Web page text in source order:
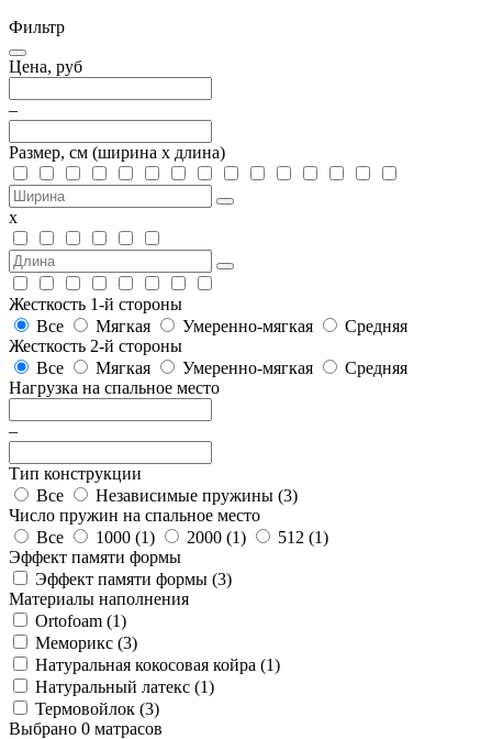
Фильтр
Цена, руб
–
Размер, см (ширина х длина)
х
Жесткость 1-й стороны
Все
Мягкая Умеренно-мягкая
Средняя
Жесткость 2-й стороны
Все
Мягкая Умеренно-мягкая
Средняя
Нагрузка на спальное место
–
Тип конструкции
Все
Независимые пружины (3)
Число пружин на спальное место
Все
1000 (1) 2000 (1) 512 (1)
Эффект памяти формы
Эффект памяти формы (3)
Материалы наполнения
Ortofoam (1)
Меморикс (3)
Натуральная кокосовая койра (1)
Натуральный латекс (1)
Термовойлок (3)
Выбрано 0 матрасов